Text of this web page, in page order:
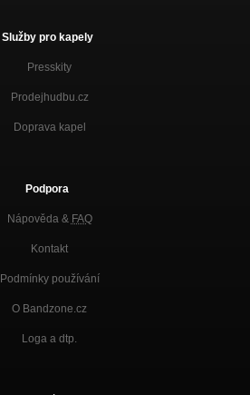
Služby pro kapely
Presskity
Prodejhudbu.cz
Doprava kapel
Podpora
Nápověda & FAQ
Kontakt
Podmínky používání
O Bandzone.cz
Loga a dtp.